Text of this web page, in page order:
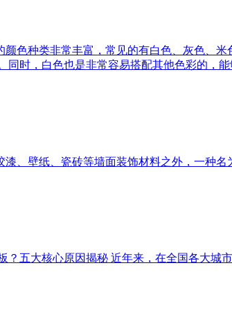
色种类非常丰富，常见的有白色、灰色、
时，白色也是非常容易搭配其他色彩的，
、壁纸、瓷砖等墙面装饰材料之外，一种
五大核心原因揭秘 近年来，在全国各大城